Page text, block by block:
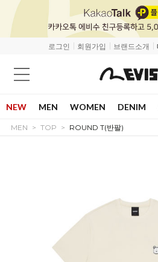
로그인 회원가입 브랜드소개
NEW MEN WOMEN DENIM
MEN TOP ROUND T(반팔)